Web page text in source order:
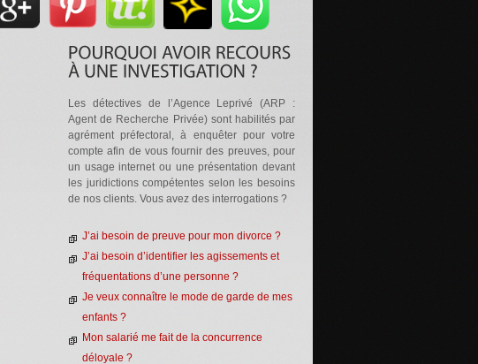
Les détectives de l’Agence Leprivé (ARP :
Agent de Recherche Privée) sont habilités par
agrément préfectoral, à enquêter pour votre
compte afin de vous fournir des preuves, pour
un usage internet ou une présentation devant
les juridictions compétentes selon les besoins
de nos clients. Vous avez des interrogations ?
J’ai besoin de preuve pour mon divorce ?
J’ai besoin d’identifier les agissements et
fréquentations d’une personne ?
Je veux connaître le mode de garde de mes
enfants ?
Mon salarié me fait de la concurrence
déloyale ?